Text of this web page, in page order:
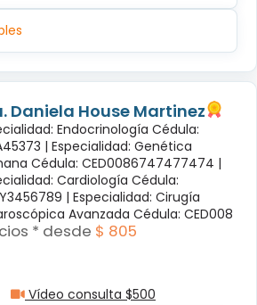
Daniela House Martinez
Endocrinología Cédula:
| Especialidad: Genética
Cédula: CED0086747477474 |
Cardiología Cédula:
| Especialidad: Cirugía
Avanzada Cédula: CED008
* desde $ 805
Vídeo consulta $500